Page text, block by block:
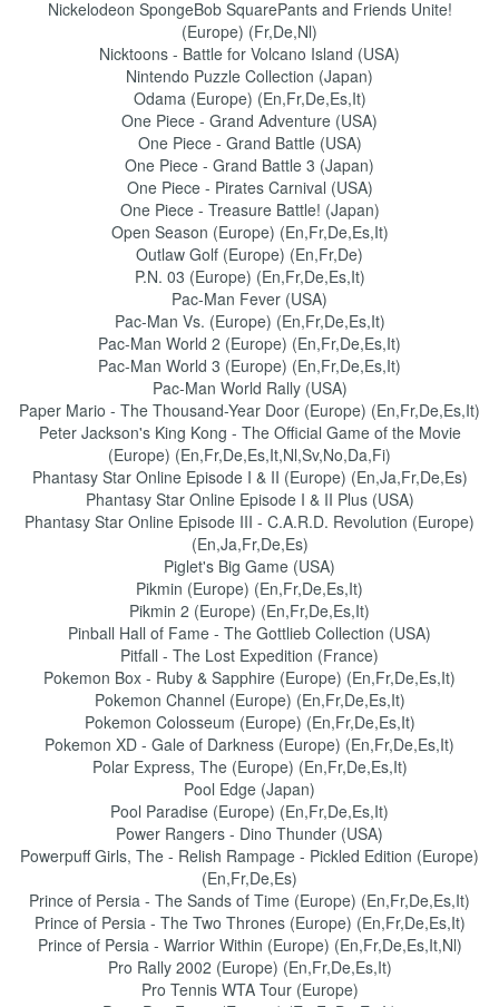
Nickelodeon SpongeBob SquarePants and Friends Unite!
(Europe) (Fr,De,Nl)
Nicktoons - Battle for Volcano Island (USA)
Nintendo Puzzle Collection (Japan)
Odama (Europe) (En,Fr,De,Es,It)
One Piece - Grand Adventure (USA)
One Piece - Grand Battle (USA)
One Piece - Grand Battle 3 (Japan)
One Piece - Pirates Carnival (USA)
One Piece - Treasure Battle! (Japan)
Open Season (Europe) (En,Fr,De,Es,It)
Outlaw Golf (Europe) (En,Fr,De)
P.N. 03 (Europe) (En,Fr,De,Es,It)
Pac-Man Fever (USA)
Pac-Man Vs. (Europe) (En,Fr,De,Es,It)
Pac-Man World 2 (Europe) (En,Fr,De,Es,It)
Pac-Man World 3 (Europe) (En,Fr,De,Es,It)
Pac-Man World Rally (USA)
Paper Mario - The Thousand-Year Door (Europe) (En,Fr,De,Es,It)
Peter Jackson's King Kong - The Official Game of the Movie
(Europe) (En,Fr,De,Es,It,Nl,Sv,No,Da,Fi)
Phantasy Star Online Episode I & II (Europe) (En,Ja,Fr,De,Es)
Phantasy Star Online Episode I & II Plus (USA)
Phantasy Star Online Episode III - C.A.R.D. Revolution (Europe)
(En,Ja,Fr,De,Es)
Piglet's Big Game (USA)
Pikmin (Europe) (En,Fr,De,Es,It)
Pikmin 2 (Europe) (En,Fr,De,Es,It)
Pinball Hall of Fame - The Gottlieb Collection (USA)
Pitfall - The Lost Expedition (France)
Pokemon Box - Ruby & Sapphire (Europe) (En,Fr,De,Es,It)
Pokemon Channel (Europe) (En,Fr,De,Es,It)
Pokemon Colosseum (Europe) (En,Fr,De,Es,It)
Pokemon XD - Gale of Darkness (Europe) (En,Fr,De,Es,It)
Polar Express, The (Europe) (En,Fr,De,Es,It)
Pool Edge (Japan)
Pool Paradise (Europe) (En,Fr,De,Es,It)
Power Rangers - Dino Thunder (USA)
Powerpuff Girls, The - Relish Rampage - Pickled Edition (Europe)
(En,Fr,De,Es)
Prince of Persia - The Sands of Time (Europe) (En,Fr,De,Es,It)
Prince of Persia - The Two Thrones (Europe) (En,Fr,De,Es,It)
Prince of Persia - Warrior Within (Europe) (En,Fr,De,Es,It,Nl)
Pro Rally 2002 (Europe) (En,Fr,De,Es,It)
Pro Tennis WTA Tour (Europe)